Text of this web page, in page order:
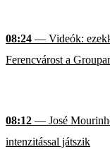
08:24 — Videók:
Ferencvárost a
08:12 — José
intenzitással játszik